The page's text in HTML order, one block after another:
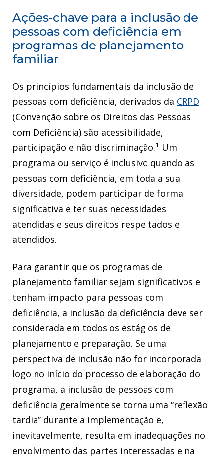
Ações-chave para a inclusão de
pessoas com deficiência em
programas de planejamento
familiar
Os princípios fundamentais da inclusão de
pessoas com deficiência, derivados da CRPD
(Convenção sobre os Direitos das Pessoas
com Deficiência) são acessibilidade,
participação e não discriminação.1 Um
programa ou serviço é inclusivo quando as
pessoas com deficiência, em toda a sua
diversidade, podem participar de forma
significativa e ter suas necessidades
atendidas e seus direitos respeitados e
atendidos.
Para garantir que os programas de
planejamento familiar sejam significativos e
tenham impacto para pessoas com
deficiência, a inclusão da deficiência deve ser
considerada em todos os estágios de
planejamento e preparação. Se uma
perspectiva de inclusão não for incorporada
logo no início do processo de elaboração do
programa, a inclusão de pessoas com
deficiência geralmente se torna uma “reflexão
tardia” durante a implementação e,
inevitavelmente, resulta em inadequações no
envolvimento das partes interessadas e na